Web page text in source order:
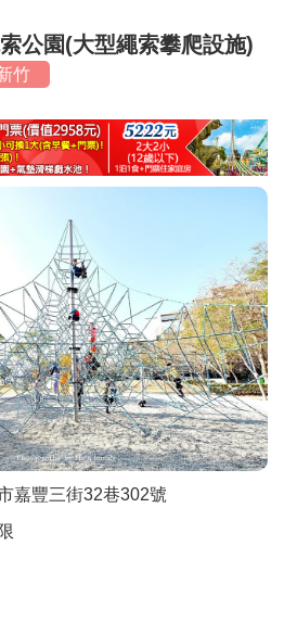
公園(大型繩索攀爬設施)
竹
嘉豐三街32巷302號